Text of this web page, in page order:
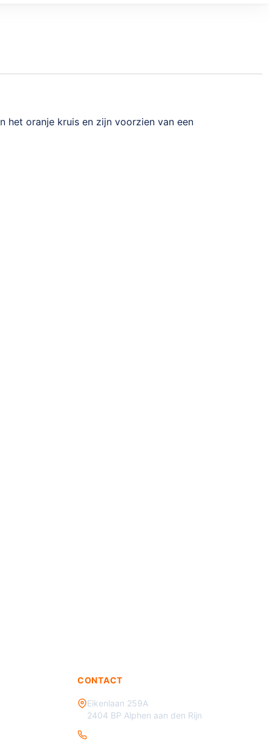
het oranje kruis en zijn voorzien van een
CONTACT
Eikenlaan 259A
2404 BP Alphen aan den Rijn